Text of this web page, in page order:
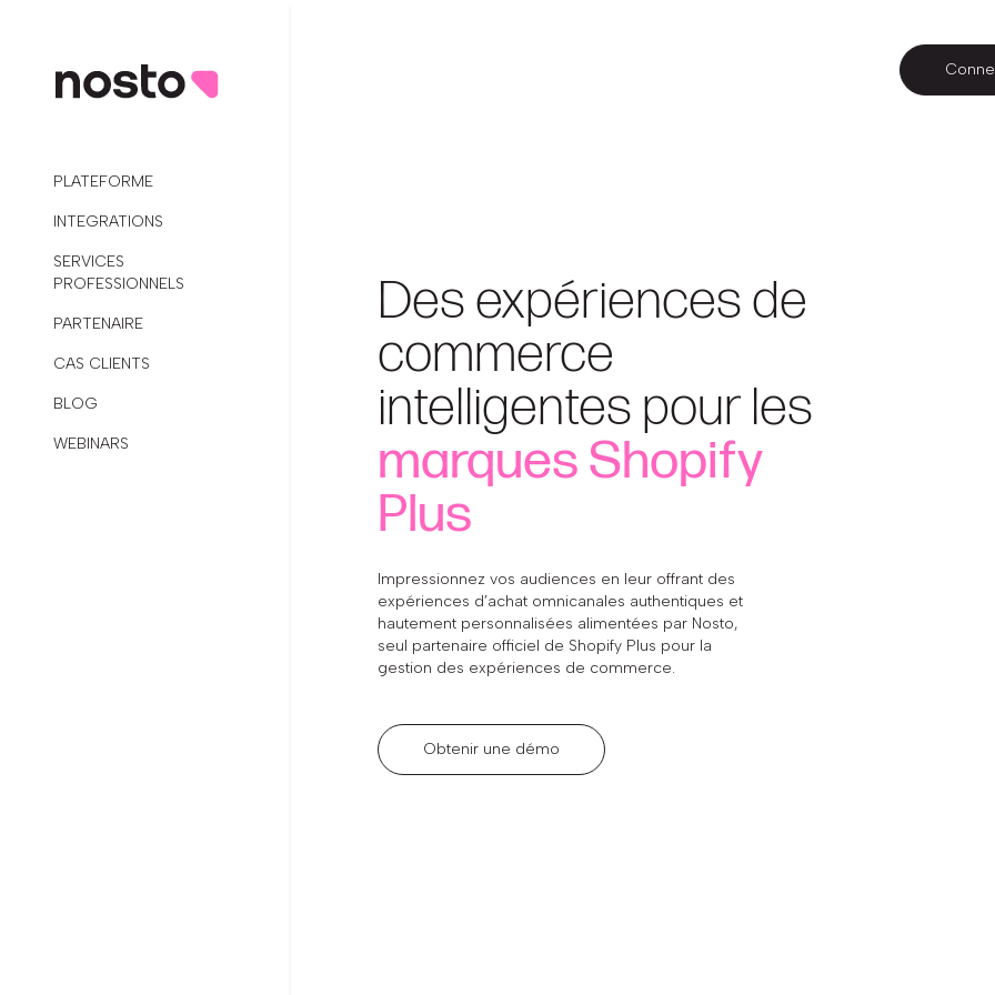
PLATEFORME
INTEGRATIONS
SERVICES
PROFESSIONNELS
PARTENAIRE
CAS CLIENTS
BLOG
WEBINARS
Des expériences de
commerce
intelligentes pour les
marques Shopify
Plus
Impressionnez vos audiences en leur offrant des
expériences d’achat omnicanales authentiques et
hautement personnalisées alimentées par Nosto,
seul partenaire officiel de Shopify Plus pour la
gestion des expériences de commerce.
Obtenir une démo